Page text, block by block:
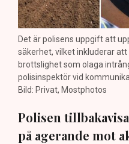
Det är polisens uppgift att
säkerhet, vilket inkluderar
brottslighet som olaga
polisinspektör vid
Bild: Privat, Mostphotos
Polisen
på agerande mot